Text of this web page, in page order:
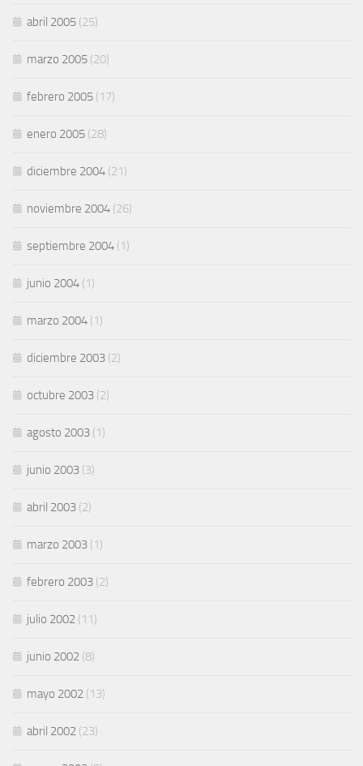
abril 2005 (25)
marzo 2005 (20)
febrero 2005 (17)
enero 2005 (28)
diciembre 2004 (21)
noviembre 2004 (26)
septiembre 2004 (1)
junio 2004 (1)
marzo 2004 (1)
diciembre 2003 (2)
octubre 2003 (2)
agosto 2003 (1)
junio 2003 (3)
abril 2003 (2)
marzo 2003 (1)
febrero 2003 (2)
julio 2002 (11)
junio 2002 (8)
mayo 2002 (13)
abril 2002 (23)